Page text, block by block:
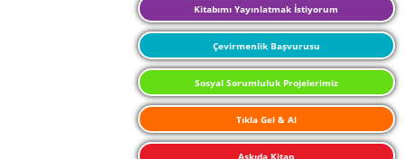
Kitabımı Yayınlatmak İstiyorum
Çevirmenlik Başvurusu
Sosyal Sorumluluk Projelerimiz
Tıkla Gel & Al
Askıda Kitap